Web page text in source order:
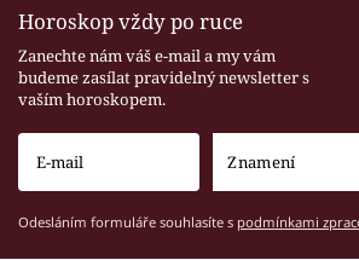
Horoskop vždy po ruce
Zanechte nám váš e-mail a my vám
budeme zasílat pravidelný newsletter s
vaším horoskopem.
Odesláním formuláře souhlasíte s podmínkami